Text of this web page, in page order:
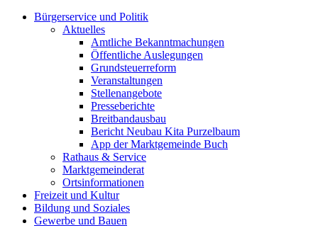
Bürgerservice und Politik
Aktuelles
Amtliche Bekanntmachungen
Öffentliche Auslegungen
Grundsteuerreform
Veranstaltungen
Stellenangebote
Presseberichte
Breitbandausbau
Bericht Neubau Kita Purzelbaum
App der Marktgemeinde Buch
Rathaus & Service
Marktgemeinderat
Ortsinformationen
Freizeit und Kultur
Bildung und Soziales
Gewerbe und Bauen